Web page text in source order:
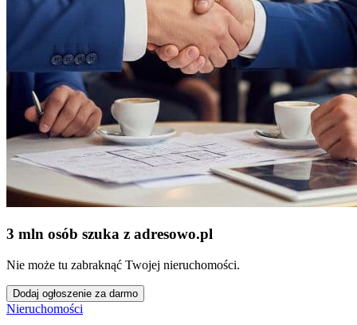
3 mln osób szuka z adresowo.pl
Nie może tu zabraknąć Twojej nieruchomości.
Dodaj ogłoszenie za darmo
Nieruchomości